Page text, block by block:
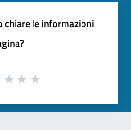
chiare le informazioni